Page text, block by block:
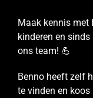
Maak kennis met
kinderen en
ons team! 💪
Benno heeft zelf
te vinden en